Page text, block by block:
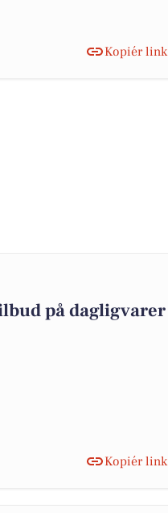
Kopiér link
på dagligvarer
Kopiér link